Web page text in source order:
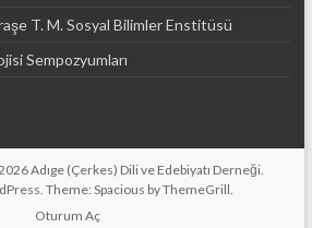
T. M. Sosyal Bilimler Enstitüsü
Sempozyumları
2026Adıge (Çerkes) Dili ve Edebiyatı Derneği.
. Theme: Spacious byThemeGrill.
Oturum Aç